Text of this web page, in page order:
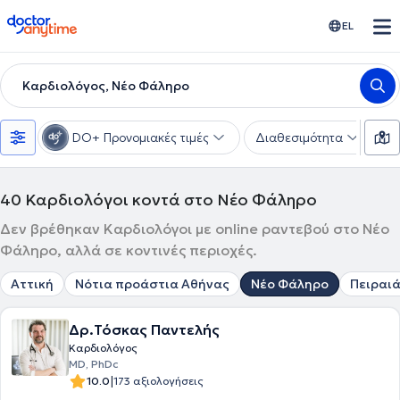
doctoranytime EL
Καρδιολόγος, Νέο Φάληρο
DO+ Προνομιακές τιμές Διαθεσιμότητα
40 Καρδιολόγοι κοντά στο Νέο Φάληρο
Δεν βρέθηκαν Καρδιολόγοι με online ραντεβού στο Νέο
Φάληρο, αλλά σε κοντινές περιοχές.
Αττική Νότια προάστια Αθήνας Νέο Φάληρο
Δρ.Τόσκας Παντελής
Καρδιολόγος
MD, PhDc
10.0|173 αξιολογήσεις